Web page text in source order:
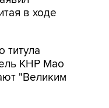
в ходе
титула
КНР Мао
"Великим